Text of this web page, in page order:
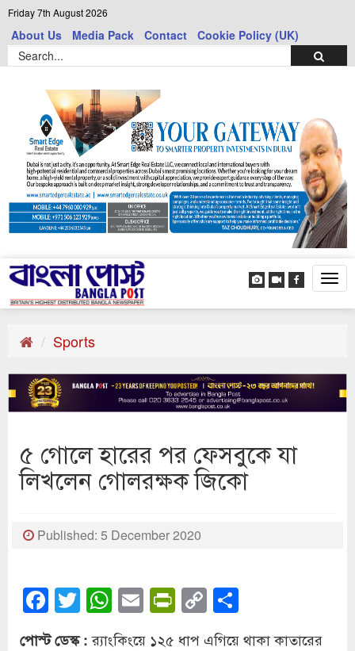
Friday 7th August 2026
About Us Media Pack Contact Cookie Policy (UK)
Sports
৫ গোলে হারের পর ফেসবুকে যা
লিখলেন গোলরক্ষক জিকো
Published: 5 December 2020
Facebook
Twitter
WhatsApp
EmailPrintFriendly
Copy
Link
পোস্ট ডেস্ক :র‌্যাংকিংয়ে ১২৫ ধাপ এগিয়ে থাকা কাতারের